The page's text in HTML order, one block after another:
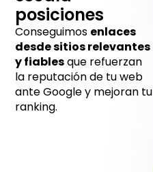
posiciones
Conseguimos enlaces
desde sitios relevantes
y fiablesque refuerzan
la reputación de tu web
ante Google y mejoran tu
ranking.